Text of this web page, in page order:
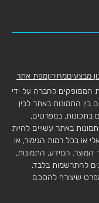
מבצעיםמחירוןמפת אתר
המסופקים לחברה על ידי
בין התמונות באתר לבין
בתכונות, במפרטים,
באתר עשויים להיות
או בכל רמות הגימור, או
המוצר. המידע, התמונות,
להתרשמות בלבד.
שיצורף להסכם